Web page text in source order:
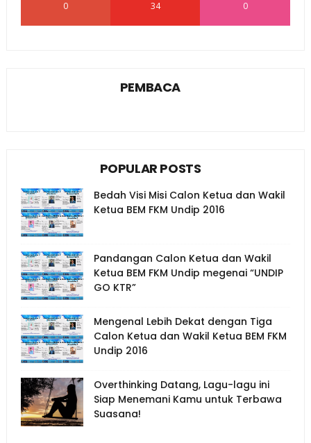
0 34 0
PEMBACA
POPULAR POSTS
Bedah Visi Misi Calon Ketua dan Wakil
Ketua BEM FKM Undip 2016
Pandangan Calon Ketua dan Wakil
Ketua BEM FKM Undip megenai “UNDIP
GO KTR”
Mengenal Lebih Dekat dengan Tiga
Calon Ketua dan Wakil Ketua BEM FKM
Undip 2016
Overthinking Datang, Lagu-lagu ini
Siap Menemani Kamu untuk Terbawa
Suasana!